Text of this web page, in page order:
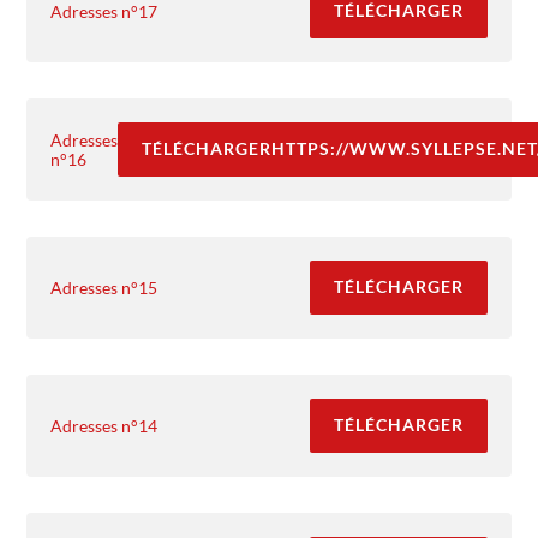
Adresses n°17 TÉLÉCHARGER
Adresses
n°16
TÉLÉCHARGERHTTPS://
Adresses n°15 TÉLÉCHARGER
Adresses n°14 TÉLÉCHARGER